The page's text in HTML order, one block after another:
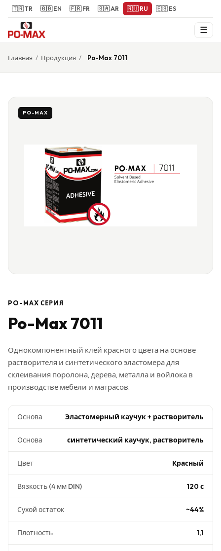
🇹🇷 TR 🇬🇧 EN 🇫🇷 FR 🇸🇦 AR 🇷🇺 RU 🇪🇸 ES
☰
Главная / Продукция / Po-Max 7011
PO-MAX
PO-MAX СЕРИЯ
Po-Max 7011
Однокомпонентный клей красного цвета на основе
растворителя и синтетического эластомера для
склеивания поролона, дерева, металла и войлока в
производстве мебели и матрасов.
Основа Эластомерный каучук + растворитель
Основа синтетический каучук, растворитель
Цвет Красный
Вязкость (4 мм DIN) 120 с
Сухой остаток ~44%
Плотность 1,1